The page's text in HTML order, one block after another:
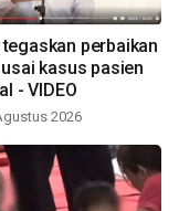
perbaikan
usai kasus pasien
- VIDEO
2026